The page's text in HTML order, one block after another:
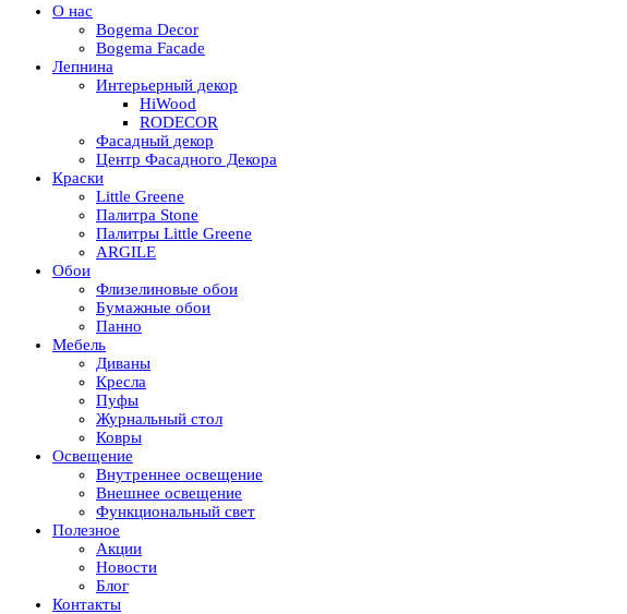
О нас
Bogema Decor
Bogema Facade
Лепнина
Интерьерный декор
HiWood
RODECOR
Фасадный декор
Центр Фасадного Декора
Краски
Little Greene
Палитра Stone
Палитры Little Greene
ARGILE
Обои
Флизелиновые обои
Бумажные обои
Панно
Мебель
Диваны
Кресла
Пуфы
Журнальный стол
Ковры
Освещение
Внутреннее освещение
Внешнее освещение
Функциональный свет
Полезное
Акции
Новости
Блог
Контакты